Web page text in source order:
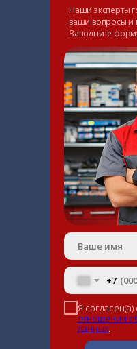
+7
Я согласен(а)
отношении
данных
Наши эксперты
ваши вопросы и
Заполните